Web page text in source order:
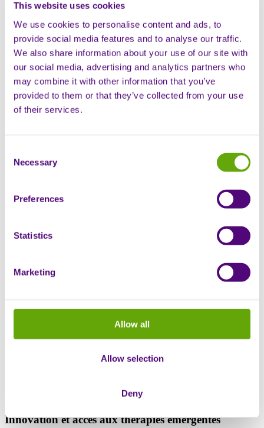
This website uses cookies
We use cookies to personalise content and ads, to
provide social media features and to analyse our traffic.
We also share information about your use of our site with
our social media, advertising and analytics partners who
may combine it with other information that you’ve
provided to them or that they’ve collected from your use
of their services.
Selection
Necessary
Preferences
Statistics
Marketing
Allow all
Allow selection
Deny
des droits des patients afin d'explorer comment la collaboration
façonne l'avenir des soins aux personnes atteintes de maladies rares.
En tant que partenaire opérationnel de confiance soutenant les
patients atteints de maladies rares à travers l'Europe, Sciensus
rassemble des voix diverses pour partager des expériences réelles,
des connaissances cliniques et des perspectives industrielles sur
l'innovation, l'accès, les soins cliniques à domicile et
l'autonomisation des patients. Découvrez comment des liens plus
solides au sein de l'écosystème des maladies rares peuvent améliorer
les résultats pour les personnes atteintes de maladies rares.
Avec :
spécialisées, Sciensus)
(vice-président, Stratégie pour les maladies rares,
Dr Sherif Raouf
(directeur clinique, Cancer, Sciensus)
(infirmière spécialisée dans le développement
Cinzia Dorigo
(directrice régionale des opérations Europe,
Inscrivez-vous
Ce que nous allons explorer
Innovation et accès aux thérapies émergentes